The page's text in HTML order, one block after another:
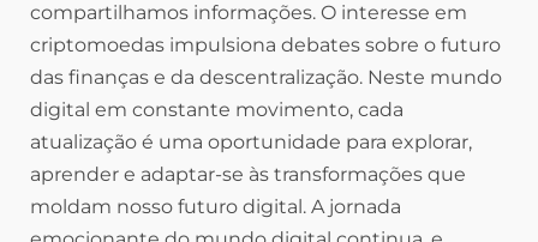
compartilhamos informações. O interesse em
criptomoedas impulsiona debates sobre o futuro
das finanças e da descentralização. Neste mundo
digital em constante movimento, cada
atualização é uma oportunidade para explorar,
aprender e adaptar-se às transformações que
moldam nosso futuro digital. A jornada